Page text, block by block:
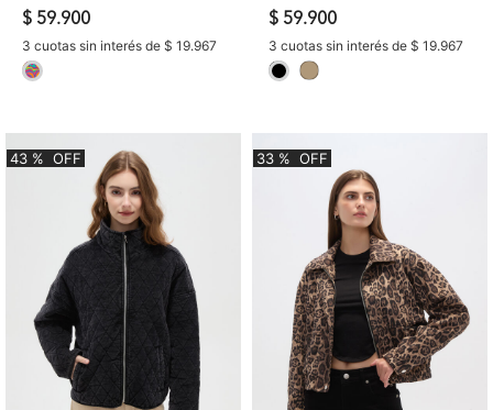
$ 59.900
3 cuotas sin interés de $ 19.967
$ 59.900
3 cuotas sin interés de $ 19.967
selected
43 % OFF 33 % OFF